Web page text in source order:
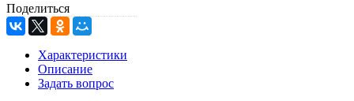
Поделиться
Характеристики
Описание
Задать вопрос